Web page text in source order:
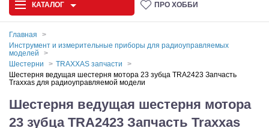
КАТАЛОГ ПРО ХОББИ
Автомодели
Запчасти и аксессуары
Игрушки
Главная
Инструмент и измерительные приборы для радиоуправляемых
моделей
Шестерни
TRAXXAS запчасти
Шестерня ведущая шестерня мотора 23 зубца TRA2423 Запчасть
Traxxas для радиоуправляемой модели
Шестерня ведущая шестерня мотора
23 зубца TRA2423 Запчасть Traxxas